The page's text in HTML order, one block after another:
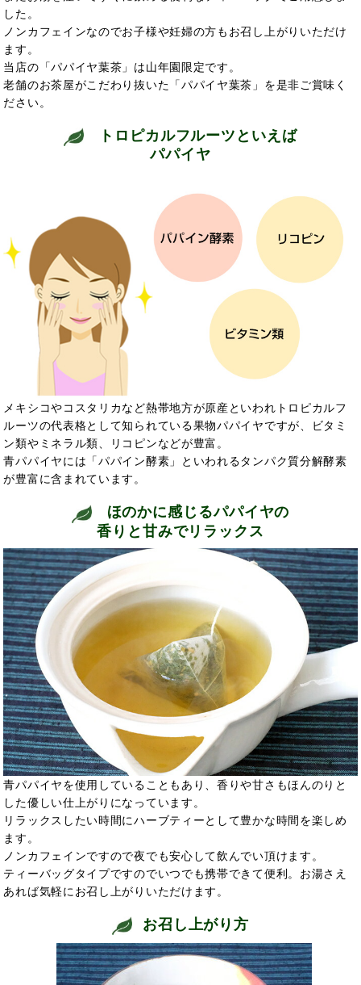
した。
ノンカフェインなのでお子様や妊婦の方もお召し上がりいただけ
ます。
当店の「パパイヤ葉茶」は山年園限定です。
老舗のお茶屋がこだわり抜いた「パパイヤ葉茶」を是非ご賞味く
ださい。
トロピカルフルーツといえば
パパイヤ
メキシコやコスタリカなど熱帯地方が原産といわれトロピカルフ
ルーツの代表格として知られている果物パパイヤですが、ビタミ
ン類やミネラル類、リコピンなどが豊富。
青パパイヤには「パパイン酵素」といわれるタンパク質分解酵素
が豊富に含まれています。
ほのかに感じるパパイヤの
香りと甘みでリラックス
青パパイヤを使用していることもあり、香りや甘さもほんのりと
した優しい仕上がりになっています。
リラックスしたい時間にハーブティーとして豊かな時間を楽しめ
ます。
ノンカフェインですので夜でも安心して飲んでい頂けます。
ティーバッグタイプですのでいつでも携帯できて便利。お湯さえ
あれば気軽にお召し上がりいただけます。
お召し上がり方